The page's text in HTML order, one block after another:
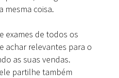
mesma coisa.
exames de todos os
achar relevantes para o
as suas vendas.
partilhe também